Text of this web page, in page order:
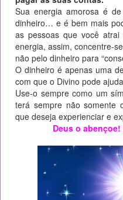
Sua energia amorosa é
dinheiro… e é bem mais
as pessoas que você
energia, assim, concentre-
não pelo dinheiro para
O dinheiro é apenas uma
com que o Divino pode
Use-o sempre como um
terá sempre não somente
que deseja experienciar e
Deus o